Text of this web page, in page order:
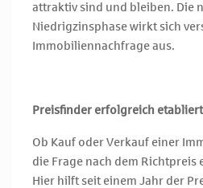
attraktiv sind und bleiben. Die
Niedrigzinsphase wirkt sich
Immobiliennachfrage aus.
Preisfinder erfolgreich etabliert
Ob Kauf oder Verkauf einer
die Frage nach dem Richtpreis
Hier hilft seit einem Jahr der